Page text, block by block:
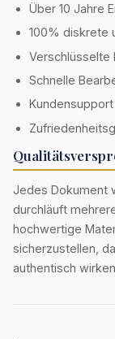
Über 10 Jahre
100% diskrete
Verschlüsselte
Schnelle
Jedes Dokument
durchläuft
hochwertige
sicherzustellen,
authentisch